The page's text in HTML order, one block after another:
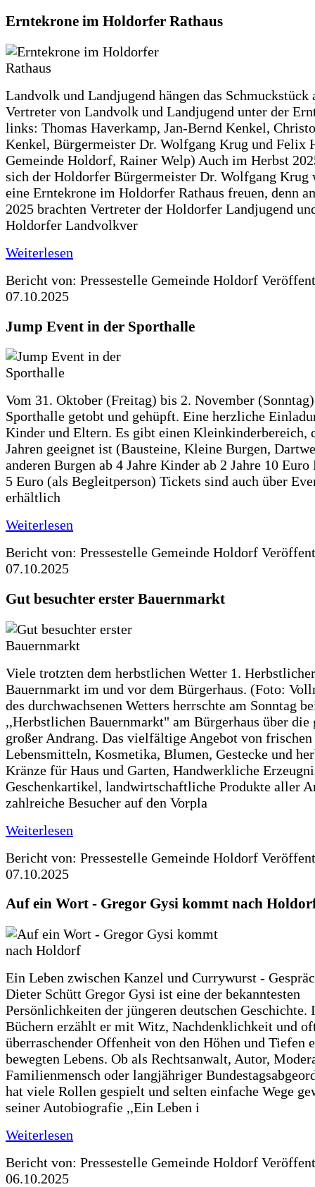
Erntekrone im Holdorfer Rathaus
Landvolk und Landjugend hängen das Schmuckstück
Vertreter von Landvolk und Landjugend unter der
links: Thomas Haverkamp, Jan-Bernd Kenkel,
Kenkel, Bürgermeister Dr. Wolfgang Krug und Felix
Gemeinde Holdorf, Rainer Welp) Auch im Herbst
sich der Holdorfer Bürgermeister Dr. Wolfgang Krug
eine Erntekrone im Holdorfer Rathaus freuen, denn
2025 brachten Vertreter der Holdorfer Landjugend
Holdorfer Landvolkver
Weiterlesen
Bericht von: Pressestelle Gemeinde Holdorf
07.10.2025
Jump Event in der Sporthalle
Vom 31. Oktober (Freitag) bis 2. November
Sporthalle getobt und gehüpft. Eine herzliche
Kinder und Eltern. Es gibt einen Kleinkinderbereich,
Jahren geeignet ist (Bausteine, Kleine Burgen,
anderen Burgen ab 4 Jahre Kinder ab 2 Jahre 10 Euro
5 Euro (als Begleitperson) Tickets sind auch über
erhältlich
Weiterlesen
Bericht von: Pressestelle Gemeinde Holdorf
07.10.2025
Gut besuchter erster Bauernmarkt
Viele trotzten dem herbstlichen Wetter 1. Herbstlicher
Bauernmarkt im und vor dem Bürgerhaus. (Foto:
des durchwachsenen Wetters herrschte am Sonntag
,,Herbstlichen Bauernmarkt" am Bürgerhaus über die
großer Andrang. Das vielfältige Angebot von frischen
Lebensmitteln, Kosmetika, Blumen, Gestecke und
Kränze für Haus und Garten, Handwerkliche
Geschenkartikel, landwirtschaftliche Produkte aller
zahlreiche Besucher auf den Vorpla
Weiterlesen
Bericht von: Pressestelle Gemeinde Holdorf
07.10.2025
Auf ein Wort - Gregor Gysi kommt nach
Ein Leben zwischen Kanzel und Currywurst -
Dieter Schütt Gregor Gysi ist eine der bekanntesten
Persönlichkeiten der jüngeren deutschen Geschichte.
Büchern erzählt er mit Witz, Nachdenklichkeit und
überraschender Offenheit von den Höhen und Tiefen
bewegten Lebens. Ob als Rechtsanwalt, Autor,
Familienmensch oder langjähriger
hat viele Rollen gespielt und selten einfache Wege
seiner Autobiografie ,,Ein Leben i
Weiterlesen
Bericht von: Pressestelle Gemeinde Holdorf
06.10.2025